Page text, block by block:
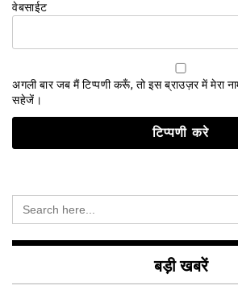
वेबसाईट
अगली बार जब मैं टिप्पणी करूँ, तो इस ब्राउज़र में मेरा
सहेजें।
Search
for:
बड़ी खबरें